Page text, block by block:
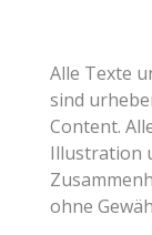
Alle Texte
sind
Content.
Illustration
ohne